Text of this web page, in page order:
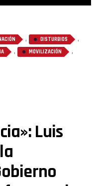
, DISTURBIOS ,
, MOVILIZACIÓN ,
Luis